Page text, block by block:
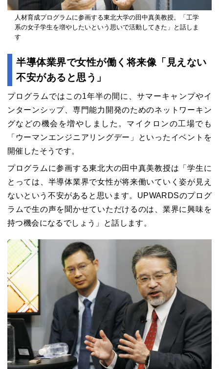
人材育成プログラムに参画する東北大学の田中真美教授。「工学
系の女子学生を増やしたいという思いで活動してきた」と話しま
す
半導体業界で女性が働く将来像「見えない
不安があると思う」
プログラムではこの1年半の間に、サマーキャンプやイ
ンターンシップ、専門能力開発のためのネットワーキン
グなどの機会を増やしました。マイクロンの工場でも
「ウーマンエンジニアリングデー」といったイベントを
開催したそうです。
プログラムに参画する東北大の田中真美教授は「学生に
とっては、半導体業界で女性が将来働いていく姿が見え
ないという不安があると思います。UPWARDSのプログ
ラムで生の声を聞かせていただけるのは、業界に興味を
持つ機会になるでしょう」と話します。